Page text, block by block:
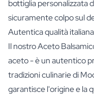
bottiglia personalizzata
sicuramente colpo sul
Autentica qualità italiana
Il nostro Aceto
aceto - è un autentico
tradizioni culinarie di
garantisce l'origine e la